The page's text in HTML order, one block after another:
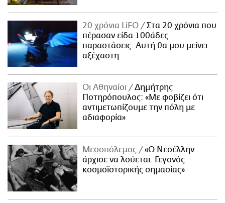
20 χρόνια LiFO
Στα 20 χρόνια που
πέρασαν είδα 100άδες
παραστάσεις. Αυτή θα μου μείνει
αξέχαστη
Οι Αθηναίοι
Δημήτρης
Ποτηρόπουλος: «Με φοβίζει ότι
αντιμετωπίζουμε την πόλη με
αδιαφορία»
Μεσοπόλεμος
«Ο Νεοέλλην
άρχισε να λούεται. Γεγονός
κοσμοϊστορικής σημασίας»